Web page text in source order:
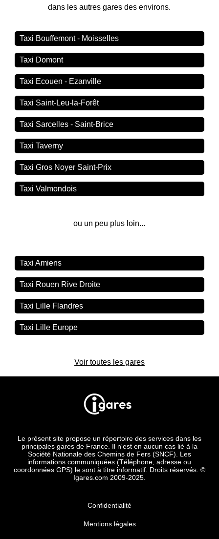
dans les autres gares des environs.
Taxi Bouffemont - Moisselles
Taxi Domont
Taxi Ecouen - Ezanville
Taxi Saint-Leu-la-Forêt
Taxi Sarcelles - Saint-Brice
Taxi Taverny
Taxi Gros Noyer Saint-Prix
Taxi Valmondois
ou un peu plus loin...
Taxi Amiens
Taxi Rouen Rive Droite
Taxi Lille Flandres
Taxi Lille Europe
Voir toutes les gares
Le présent site propose un répertoire des services dans les
principales gares de France. Il n'est en aucun cas lié à la
Société Nationale des Chemins de Fers (SNCF). Les
informations communiquées (Téléphone, adresse ou
coordonnées GPS) le sont à titre informatif. Droits réservés. ©
Igares.com 2009-2025.
Confidentialité
Mentions légales